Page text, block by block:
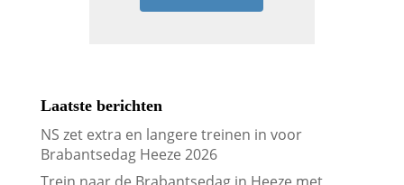
Laatste berichten
NS zet extra en langere treinen in voor
Brabantsedag Heeze 2026